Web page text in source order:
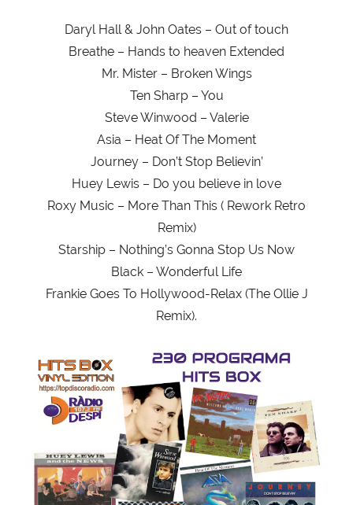
Daryl Hall & John Oates – Out of touch
Breathe – Hands to heaven Extended
Mr. Mister – Broken Wings
Ten Sharp – You
Steve Winwood – Valerie
Asia – Heat Of The Moment
Journey – Don’t Stop Believin’
Huey Lewis – Do you believe in love
Roxy Music – More Than This ( Rework Retro
Remix)
Starship – Nothing’s Gonna Stop Us Now
Black – Wonderful Life
Frankie Goes To Hollywood-Relax (The Ollie J
Remix).